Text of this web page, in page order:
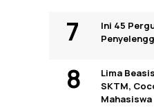
Ini 45
Lima
SKTM,